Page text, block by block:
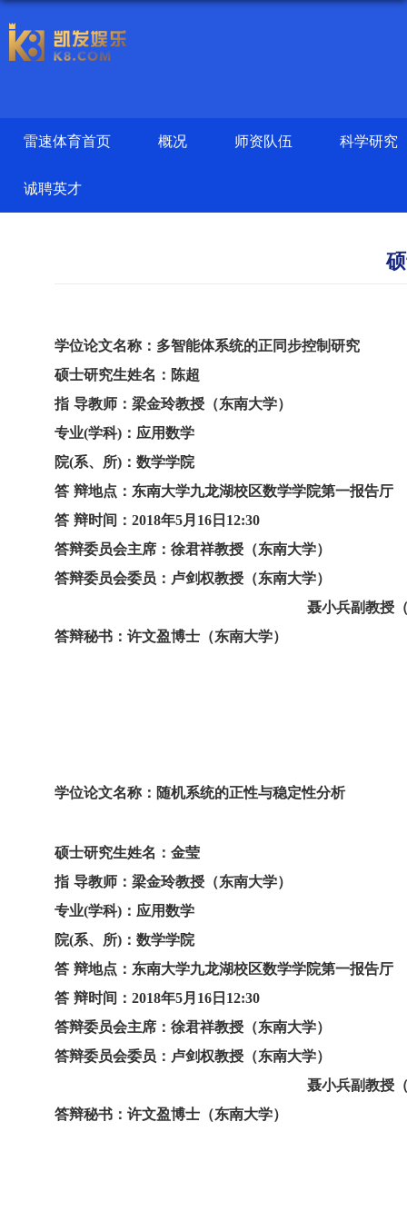
雷速体育首页 概况 师资队伍 科学研究
诚聘英才
学位论文名称：多智能体系统的正同步控制研究
硕士研究生姓名：陈超
指 导教师 ：梁金玲教授（东南大学）
专业(学科) ：应用数学
院(系、所) ：数学学院
答 辩地点 ：东南大学九龙湖校区数学学院第一报告厅
答 辩时间 ： 2018年5月 16 日 12:30
答辩委员会主席：徐君祥教授（东南大学）
答辩委员会委员：卢剑权教授（东南大学）
聂小兵副教授
答辩秘书： 许文盈博士（东南大学）
学位论文名称：随机系统的正性与稳定性分析
硕士研究生姓名：金莹
指 导教师 ：梁金玲教授（东南大学）
专业(学科) ：应用数学
院(系、所) ：数学学院
答 辩地点 ：东南大学九龙湖校区数学学院第一报告厅
答 辩时间 ： 2018年5月 16 日 12:30
答辩委员会主席：徐君祥教授（东南大学）
答辩委员会委员：卢剑权教授（东南大学）
聂小兵副教授
答辩秘书： 许文盈博士（东南大学）